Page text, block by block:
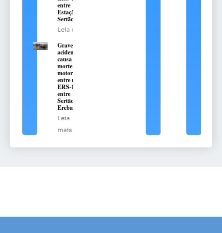
entre
Estação e
Sertão
Leia mais
Grave
acidente
causa
morte de
motorista
entre na
ERS-135,
entre
Sertão e
Erebango
Leia
mais